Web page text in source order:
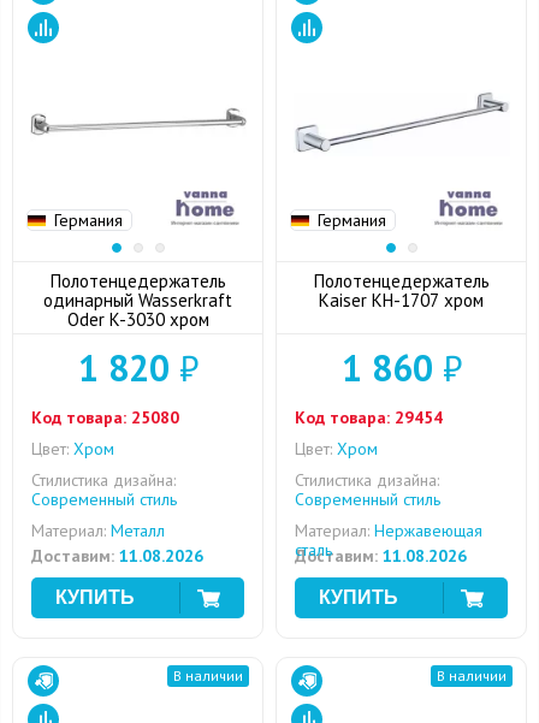
Германия
Полотенцедержатель
одинарный Wasserkraft
Oder K-3030 хром
1 820 ₽
Код товара: 25080
Цвет: Хром
Стилистика дизайна:
Современный стиль
Материал: Металл
Доставим: 11.08.2026
Германия
Полотенцедержатель
Kaiser KH-1707 хром
1 860 ₽
Код товара: 29454
Цвет: Хром
Стилистика дизайна:
Современный стиль
Материал: Нержавеющая
сталь
Доставим: 11.08.2026
В наличии В наличии